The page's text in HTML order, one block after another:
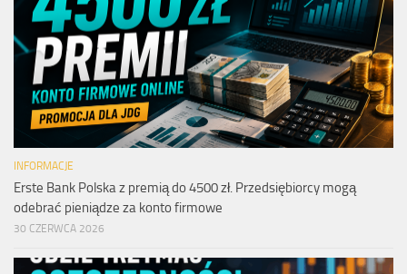
INFORMACJE
Erste Bank Polska z premią do 4500 zł. Przedsiębiorcy mogą
odebrać pieniądze za konto firmowe
30 CZERWCA 2026